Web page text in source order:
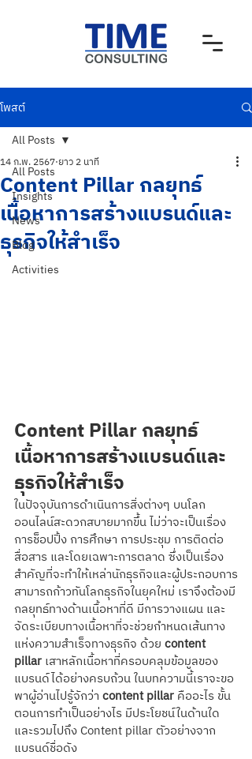
โพสต์
All Posts
Insights
News
Blog
Activities
All Posts
Content Pillar กลยุทธ์
เนื้อหาการสร้างแบรนด์และ
ธุรกิจให้สำเร็จ
14 ก.พ. 2567 ยาว 2 นาที
Content Pillar กลยุทธ์
เนื้อหาการสร้างแบรนด์และ
ธุรกิจให้สำเร็จ
ในปัจจุบันการดำเนินการสิ่งต่างๆ บนโลก
ออนไลน์สะดวกสบายมากขึ้น ไม่ว่าจะเป็นเรื่อง
การช็อปปิ้ง การศึกษา การประชุม การติดต่อ
สื่อสาร และโดยเฉพาะการตลาด ซึ่งเป็นเรื่อง
สำคัญที่จะทำให้เหล่านักธุรกิจและผู้ประกอบการ
สามารถก้าวทันโลกธุรกิจในยุคใหม่ เราจึงต้องมี
กลยุทธ์ทางด้านเนื้อหาที่ดี มีการวางแผน และ
จัดระเบียบทางเนื้อหาที่จะช่วยกำหนดเส้นทาง
แห่งความสำเร็จทางธุรกิจ ด้วย content
pillar เสาหลักเนื้อหาที่ครอบคลุมข้อมูลของ
แบรนด์ได้อย่างครบถ้วน ในบทความนี้เราจะขอ
พาผู้อ่านไปรู้จักว่า content pillar คืออะไร ขั้น
ตอนการทำเป็นอย่างไร มีประโยชน์ในด้านใด
และรวมไปถึง Content pillar ตัวอย่างจาก
แบรนด์ชื่อดัง